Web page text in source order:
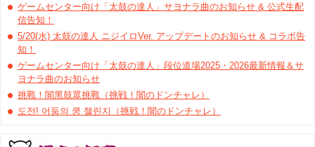
ゲームセンター向け「太鼓の達人」サヨナラ曲のお知らせ & 公式生配
信告知！
5/20(水) 太鼓の達人 ニジイロVer. アップデートのお知らせ & コラボ告
知！
ゲームセンター向け「太鼓の達人」段位道場2025・2026最新情報＆サ
ヨナラ曲のお知らせ
挑戰！闇黑鼓眾挑戰（挑戦！闇のドンチャレ）
도전! 어둠의 쿵 챌린지（挑戦！闇のドンチャレ）